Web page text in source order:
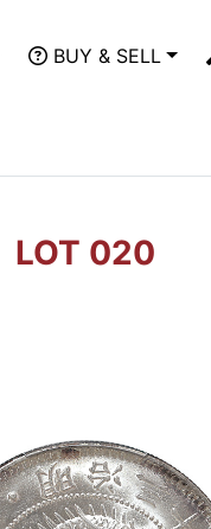
BUY & SELL
LOT 020